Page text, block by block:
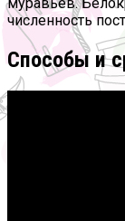
численность
Способы и